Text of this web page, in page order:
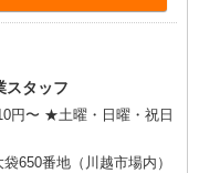
スタッフ
曜・祝日
650番地（川越市場内）